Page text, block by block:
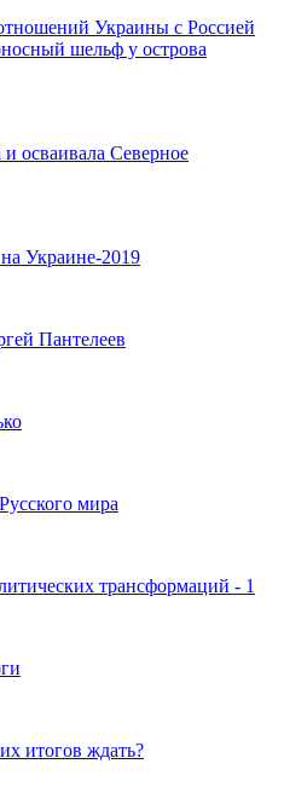
Украины с Россией
шельф у острова
осваивала Северное
Украине-2019
Пантелеев
мира
трансформаций - 1
итогов ждать?